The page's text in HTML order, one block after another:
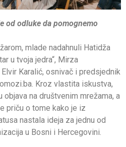
od odluke da pomognemo
mlade nadahnuli Hatidža
u tvoja jedra“, Mirza
Karalić, osnivač i predsjednik
Kroz vlastita iskustva,
na društvenim mrežama, a
priču o tome kako je iz
nastala ideja za jednu od
u Bosni i Hercegovini.